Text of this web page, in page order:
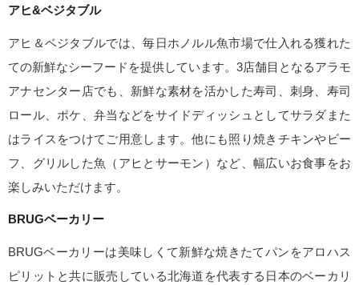
アヒ&ベジタブル
アヒ＆ベジタブルでは、毎日ホノルル魚市場で仕入れる獲れた
ての新鮮なシーフードを提供しています。3店舗目となるアラモ
アナセンター店でも、新鮮な素材を活かした寿司、刺身、寿司
ロール、ポケ、弁当などをサイドディッシュとしてサラダまた
はライスをつけてご用意します。他にも照り焼きチキンやビー
フ、グリルした魚（アヒとサーモン）など、幅広いお食事をお
楽しみいただけます。
BRUGベーカリー
BRUGベーカリーは美味しくて新鮮な焼きたてパンをアロハス
ピリットと共に販売している北海道を代表する日本のベーカリ